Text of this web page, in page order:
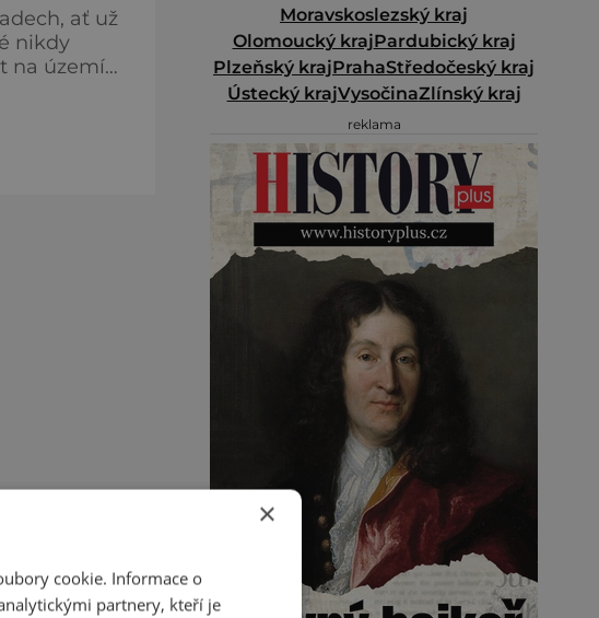
ať už
nikdy
na území
cenností
Moravskoslezský kraj
Olomoucký krajPardubický kraj
Plzeňský krajPrahaStředočeský kraj
Ústecký krajVysočinaZlínský kraj
reklama
×
cookie. Informace o
partnery, kteří je